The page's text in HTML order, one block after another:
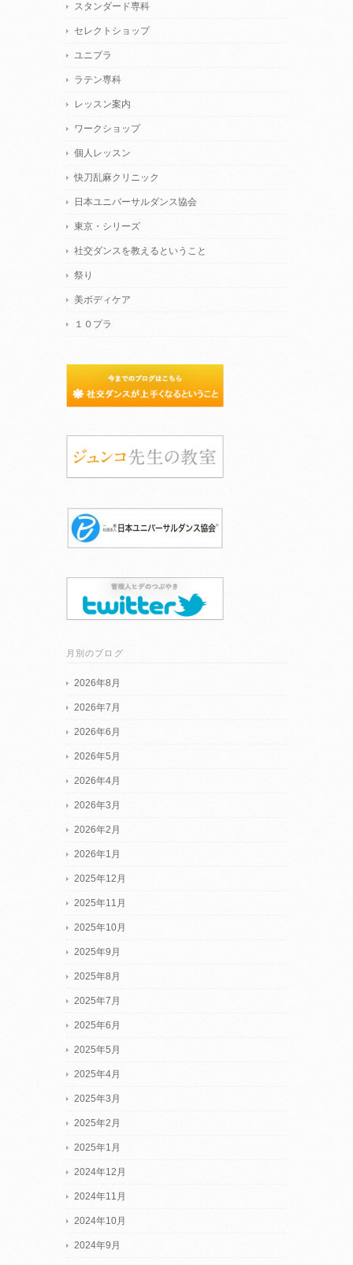
スタンダード専科
セレクトショップ
ユニプラ
ラテン専科
レッスン案内
ワークショップ
個人レッスン
快刀乱麻クリニック
日本ユニバーサルダンス協会
東京・シリーズ
社交ダンスを教えるということ
祭り
美ボディケア
１０プラ
月別のブログ
2026年8月
2026年7月
2026年6月
2026年5月
2026年4月
2026年3月
2026年2月
2026年1月
2025年12月
2025年11月
2025年10月
2025年9月
2025年8月
2025年7月
2025年6月
2025年5月
2025年4月
2025年3月
2025年2月
2025年1月
2024年12月
2024年11月
2024年10月
2024年9月